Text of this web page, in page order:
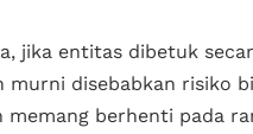
jika entitas dibetuk
murni disebabkan risiko
memang berhenti pada